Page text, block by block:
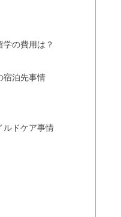
学の費用は？
宿泊先事情
ルドケア事情